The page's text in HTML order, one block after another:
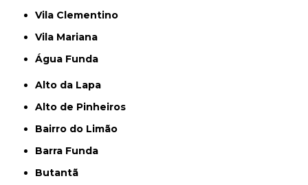
Vila Clementino
Vila Mariana
Água Funda
Alto da Lapa
Alto de Pinheiros
Bairro do Limão
Barra Funda
Butantã